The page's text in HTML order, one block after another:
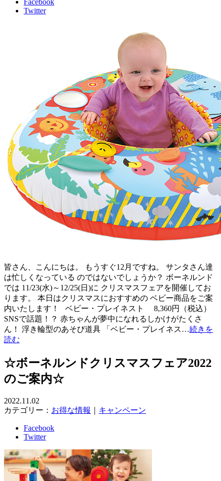
Twitter
皆さん、こんにちは。 もうすぐ12月ですね。 サンタさん達
は忙しくなっている のではないでしょうか？ ボーネルンド
では 11/23(水)～12/25(日)に クリスマスフェアを開催してお
ります。 本日はクリスマスにおすすめの ベビー商品をご案
内いたします！ ベビー・プレイネスト 8,360円（税込）
SNSで話題！？ 赤ちゃんが夢中になれるしかけがたくさ
ん！ 浮き輪型のあそび道具 「ベビー・プレイネス…続きを
読む
☆ボーネルンドクリスマスフェア2022
のご案内☆
2022.11.02
カテゴリー： お得な情報 キャンペーン
Facebook
Twitter